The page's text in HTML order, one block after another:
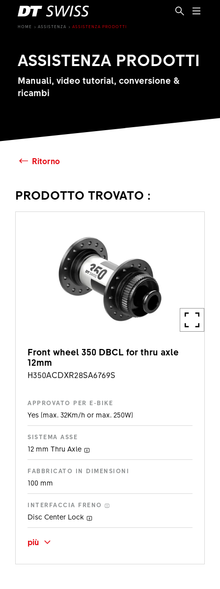
IT
HOME ASSISTENZA ASSISTENZA PRODOTTI
ASSISTENZA PRODOTTI
Manuali, video tutorial, conversione &
ricambi
Ritorno
PRODOTTO TROVATO :
Front wheel 350 DBCL for thru axle
12mm
H350ACDXR28SA6769S
APPROVATO PER E-BIKE
Yes (max. 32Km/h or max. 250W)
SISTEMA ASSE
12 mmThru Axle
FABBRICATO IN DIMENSIONI
100 mm
INTERFACCIA FRENO
DiscCenter Lock
CORPO RUOTA LIBERA
più